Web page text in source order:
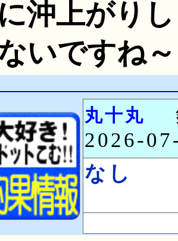
沖上がり
いですね
丸十丸
2026-
なし